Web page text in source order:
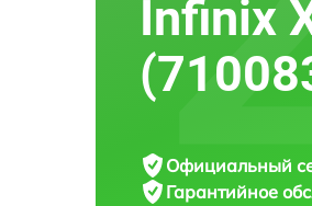
Infinix
Официальный
Гарантийное